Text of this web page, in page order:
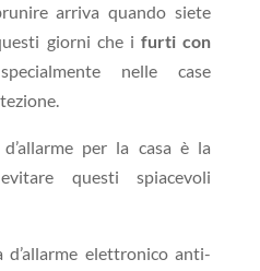
arriva quando siete
giorni che i furti con
nelle case
per la casa è la
questi spiacevoli
d’allarme elettronico anti-